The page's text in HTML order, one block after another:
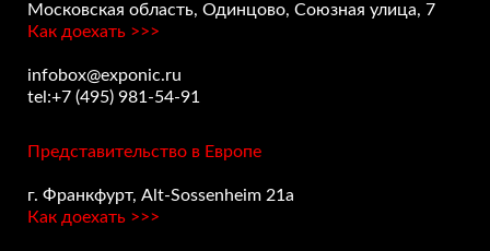
Московская область, Одинцово, Союзная улица, 7
infobox@exponic.ru
tel:+7 (495) 981-54-91
Как доехать >>>
Представительство в Европе
г. Франкфурт, Alt-Sossenheim 21a
Как доехать >>>